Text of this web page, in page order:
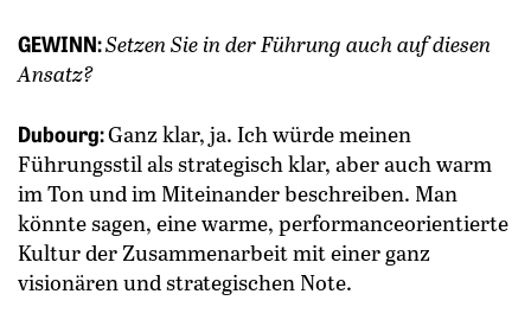
GEWINN:Setzen Sie in der Führung auch auf diesen
Ansatz?
Dubourg:Ganz klar, ja. Ich würde meinen
Führungsstil als strategisch klar, aber auch warm
im Ton und im Miteinander beschreiben. Man
könnte sagen, eine warme, performanceorientierte
Kultur der Zusammenarbeit mit einer ganz
visionären und strategischen Note.